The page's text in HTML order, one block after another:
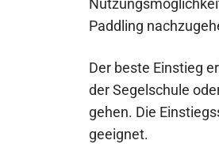
Paddling
Der beste Einstieg
der Segelschule
gehen. Die
geeignet.